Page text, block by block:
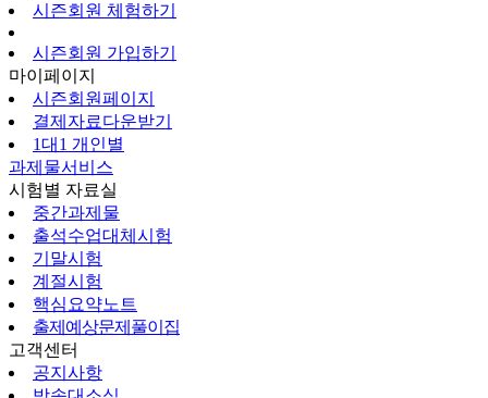
시즌회원 체험하기
시즌회원 가입하기
마이페이지
시즌회원페이지
결제자료다운받기
1대1 개인별
과제물서비스
시험별 자료실
중간과제물
출석수업대체시험
기말시험
계절시험
핵심요약노트
출제예상문제풀이집
고객센터
공지사항